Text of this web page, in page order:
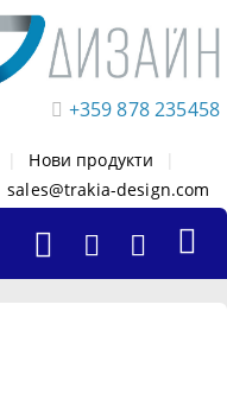
+359 878 235458
Нови продукти
sales@trakia-design.com